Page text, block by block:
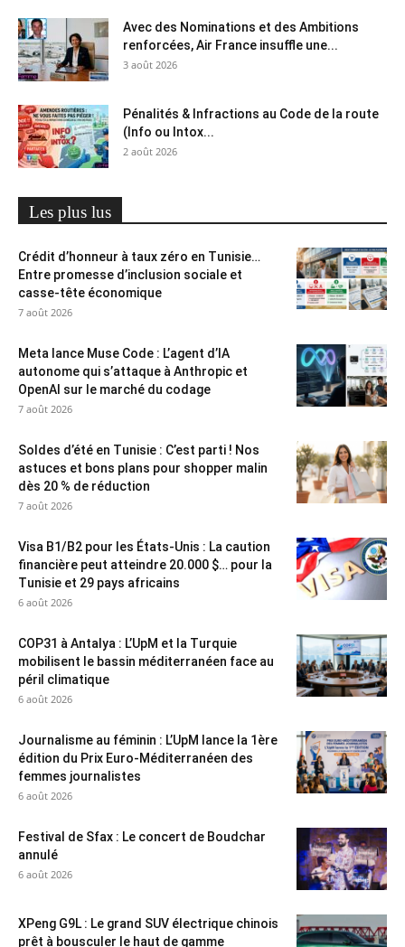
Avec des Nominations et des Ambitions
renforcées, Air France insuffle une...
3 août 2026
Pénalités & Infractions au Code de la route
(Info ou Intox...
2 août 2026
Les plus lus
Crédit d’honneur à taux zéro en Tunisie…
Entre promesse d’inclusion sociale et
casse-tête économique
7 août 2026
Meta lance Muse Code : L’agent d’IA
autonome qui s’attaque à Anthropic et
OpenAI sur le marché du codage
7 août 2026
Soldes d’été en Tunisie : C’est parti ! Nos
astuces et bons plans pour shopper malin
dès 20 % de réduction
7 août 2026
Visa B1/B2 pour les États-Unis : La caution
financière peut atteindre 20.000 $… pour la
Tunisie et 29 pays africains
6 août 2026
COP31 à Antalya : L’UpM et la Turquie
mobilisent le bassin méditerranéen face au
péril climatique
6 août 2026
Journalisme au féminin : L’UpM lance la 1ère
édition du Prix Euro-Méditerranéen des
femmes journalistes
6 août 2026
Festival de Sfax : Le concert de Boudchar
annulé
6 août 2026
XPeng G9L : Le grand SUV électrique chinois
prêt à bousculer le haut de gamme